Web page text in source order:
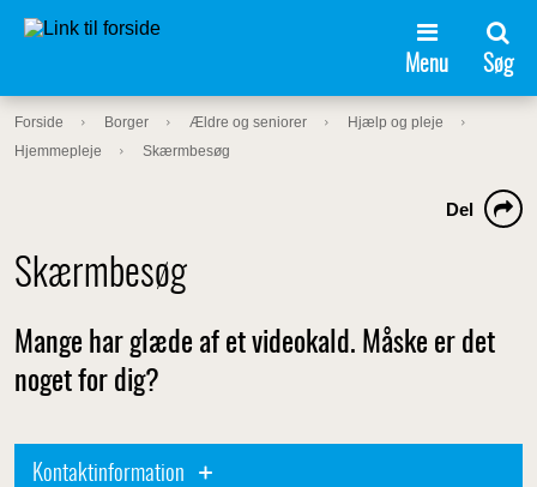
Menu Søg
Forside Borger Ældre og seniorer
Hjælp og pleje
Hjemmepleje
Skærmbesøg
Skærmbesøg
Del
Mange har glæde af et videokald. Måske er det
noget for dig?
Kontaktinformation